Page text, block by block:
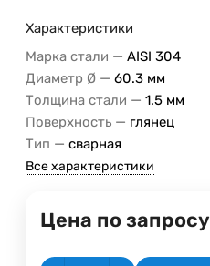
Характеристики
Марка стали — AISI 304
Диаметр Ø — 60.3 мм
Толщина стали — 1.5 мм
Поверхность — глянец
Тип — сварная
Все характеристики
Цена по запросу